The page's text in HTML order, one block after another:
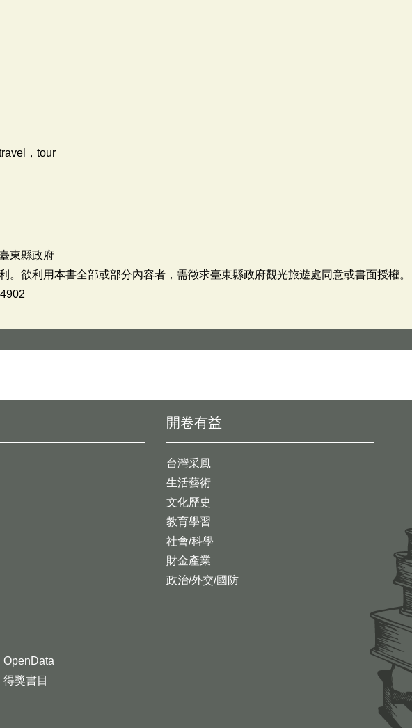
，tour
東縣政府
。欲利用本書全部或部分內容者，需徵求臺東縣政府觀光旅遊處同意或書面授權
開卷有益
台灣采風
生活藝術
文化歷史
教育學習
社會/科學
財金產業
政治/外交/國防
OpenData
得獎書目